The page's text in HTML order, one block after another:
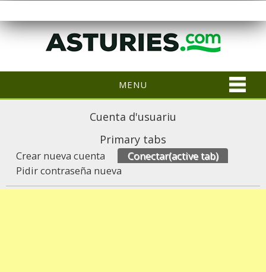
MENU
Cuenta d'usuariu
Primary tabs
Crear nueva cuenta Conectar(active tab)
Pidir contraseña nueva